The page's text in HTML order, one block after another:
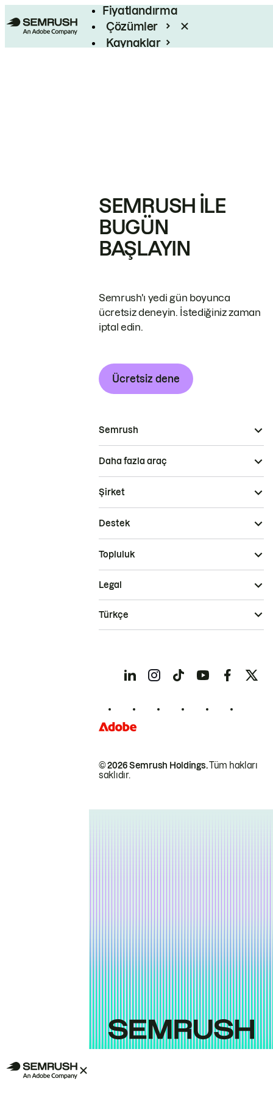
Fiyatlandırma
Çözümler
Kaynaklar
SEMRUSH ILE
BUGÜN
BAŞLAYIN
Semrush'ı yedi gün boyunca
ücretsiz deneyin. İstediğiniz zaman
iptal edin.
Ücretsiz dene
Semrush
Daha fazla araç
Şirket
Destek
Topluluk
© 2026 Semrush Holdings.Tüm hakları
saklıdır.
Legal
Türkçe